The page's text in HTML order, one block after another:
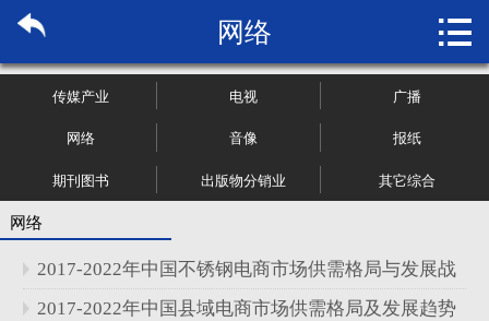
关于博纳
管理咨询
大数据
网络 
传媒产业 电视 广播
网络 音像 报纸
期刊图书 出版物分销业 其它综合
网络
2017-2022年中国不锈钢电商市场供需格局与发展战
略分析报告
2017-2022年中国县域电商市场供需格局及发展趋势